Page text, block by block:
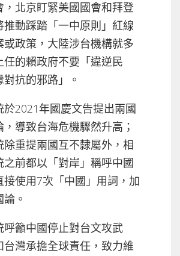
，北京盯緊美國國會和拜登
推動踩踏「一中原則」紅線
或政策，大陸涉台機構就多
任的賴政府不要「違逆民
抗的邪路」。
於2021年國慶文告提出兩國
導致台海危機驟然升高；
除重提兩國互不隸屬外，相
之前都以「對岸」稱呼中國
接使用7次「中國」用詞，加
。
呼籲中國停止對台文攻武
台灣承擔全球責任，致力維